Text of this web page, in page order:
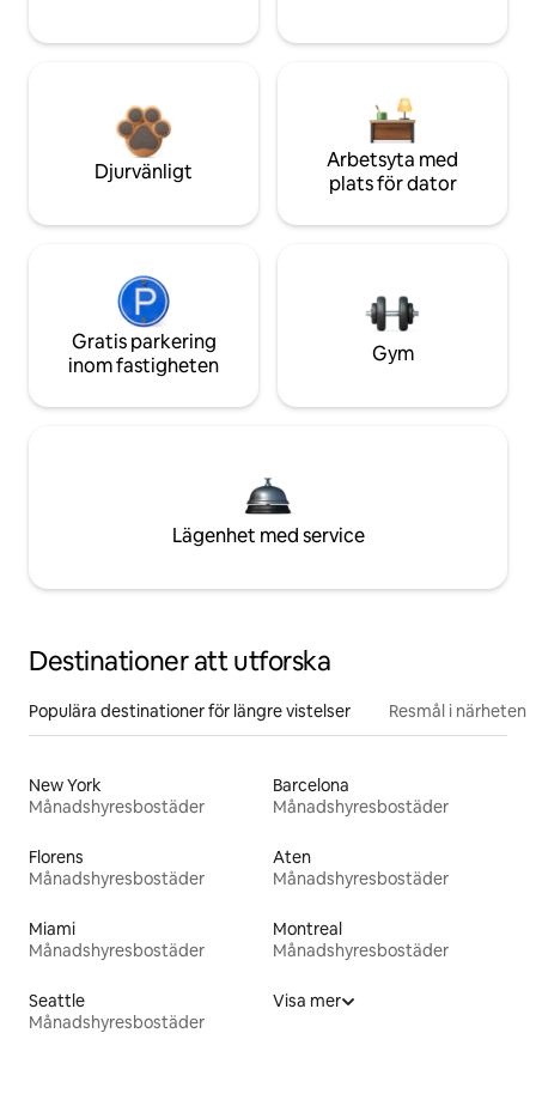
Djurvänligt
Arbetsyta med
plats för dator
Gratis parkering
inom fastigheten
Gym
Lägenhet med service
Destinationer att utforska
Populära destinationer för längre vistelser Resmål i närheten
New York
Månadshyresbostäder
Barcelona
Månadshyresbostäder
Florens
Månadshyresbostäder
Aten
Månadshyresbostäder
Miami
Månadshyresbostäder
Montreal
Månadshyresbostäder
Seattle
Månadshyresbostäder
Visa mer